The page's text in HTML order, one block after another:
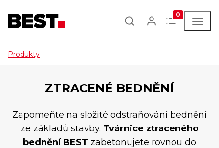
0
Produkty
ZTRACENÉ BEDNĚNÍ
Zapomeňte na složité odstraňování bednění
ze základů stavby. Tvárnice ztraceného
bednění BEST zabetonujete rovnou do